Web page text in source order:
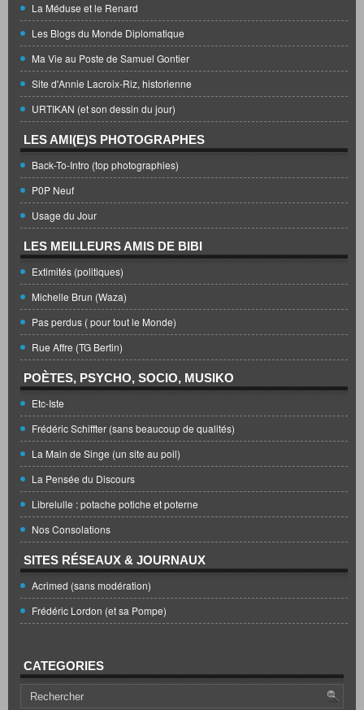
La Méduse et le Renard
Les Blogs du Monde Diplomatique
Ma Vie au Poste de Samuel Gontier
Site d'Annie Lacroix-Riz, historienne
URTIKAN (et son dessin du jour)
LES AMI(E)S PHOTOGRAPHES
Back-To-Intro (top photographies)
P0P Neuf
Usage du Jour
LES MEILLEURS AMIS DE BIBI
Extimités (politiques)
Michelle Brun (Waza)
Pas perdus ( pour tout le Monde)
Rue Affre (TG Bertin)
POÈTES, PSYCHO, SOCIO, MUSIKO
Etc-Iste
Frédéric Schiffter (sans beaucoup de qualités)
La Main de Singe (un site au poil)
La Pensée du Discours
Librelulle : potache potiche et poterne
Nos Consolations
SITES RÉSEAUX & JOURNAUX
Acrimed (sans modération)
Frédéric Lordon (et sa Pompe)
CATEGORIES